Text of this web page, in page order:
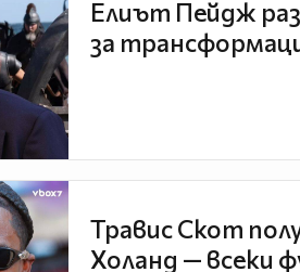
Елиът Пейдж
за
Травис Скот
Холанд — всеки